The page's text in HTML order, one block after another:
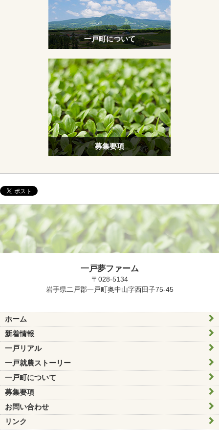
一戸町について
募集要項
一戸夢ファーム
〒028-5134
岩手県二戸郡一戸町奥中山字西田子75-45
ホーム
新着情報
一戸リアル
一戸就農ストーリー
一戸町について
募集要項
お問い合わせ
リンク